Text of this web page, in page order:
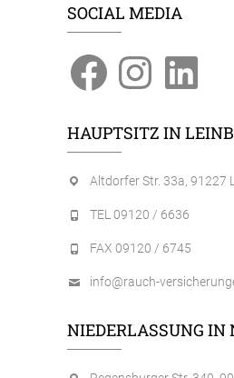
SOCIAL MEDIA
FacebookInstagramLinkedIn
HAUPTSITZ IN
Altdorfer Str. 33a, 91227
TEL 09120 / 6636
FAX 09120 / 6745
info@rauch-
NIEDERLASSUNG IN